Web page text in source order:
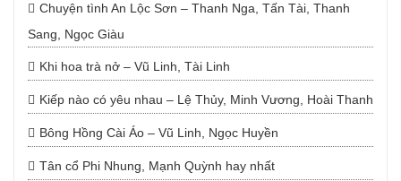
Chuyện tình An Lộc Sơn – Thanh Nga, Tấn Tài, Thanh
Sang, Ngọc Giàu
Khi hoa trà nở – Vũ Linh, Tài Linh
Kiếp nào có yêu nhau – Lệ Thủy, Minh Vương, Hoài Thanh
Bông Hồng Cài Áo – Vũ Linh, Ngọc Huyền
Tân cổ Phi Nhung, Mạnh Quỳnh hay nhất